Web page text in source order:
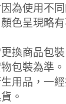
為使用不
色呈現略
換商品包
包裝為準。
用品，一
。